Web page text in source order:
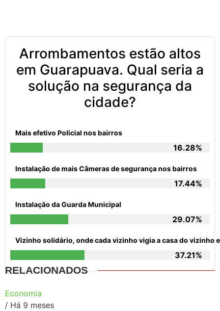
Arrombamentos estão altos
em Guarapuava. Qual seria a
solução na segurança da
cidade?
Mais efetivo Policial nos bairros
16.28%
Instalação de mais Câmeras de segurança nos bairros
17.44%
Instalação da Guarda Municipal
29.07%
Vizinho solidário, onde cada vizinho vigia a casa do vizinho
37.21%
RELACIONADOS
Economia
/ Há 9 meses